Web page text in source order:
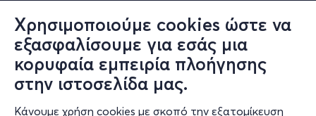
Χρησιμοποιούμε cookies ώστε να
εξασφαλίσουμε για εσάς μια
κορυφαία εμπειρία πλοήγησης
στην ιστοσελίδα μας.
Κάνουμε χρήση cookies με σκοπό την εξατομίκευση